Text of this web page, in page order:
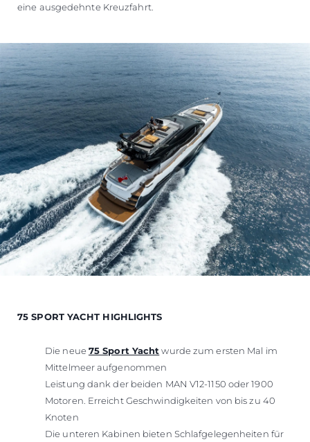
eine ausgedehnte Kreuzfahrt.
75 SPORT YACHT HIGHLIGHTS
Die neue 75 Sport Yacht wurde zum ersten Mal im
Mittelmeer aufgenommen
Leistung dank der beiden MAN V12-1150 oder 1900
Motoren. Erreicht Geschwindigkeiten von bis zu 40
Knoten
Die unteren Kabinen bieten Schlafgelegenheiten für